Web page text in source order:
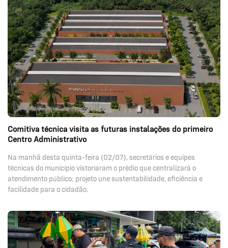
Comitiva técnica visita as futuras instalações do primeiro
Centro Administrativo
Na manhã desta quinta-feira (02/07), secretários e equipes
técnicas do município vistoriaram o prédio que centralizará o
atendimento público; projeto une sustentabilidade, eficiência e
facilidade para o cidadão.